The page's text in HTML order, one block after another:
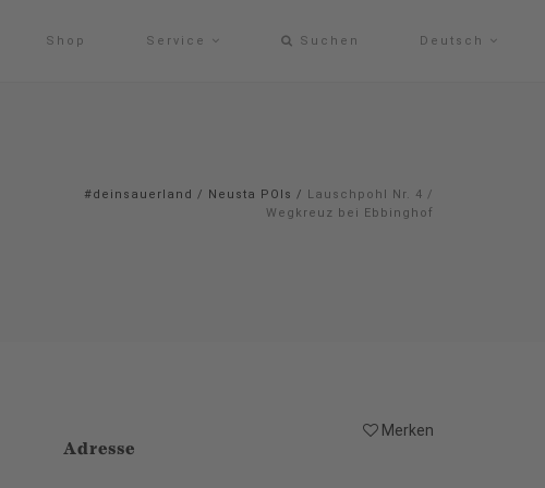
Shop Service Suchen Deutsch
#deinsauerland / Neusta POIs / Lauschpohl Nr. 4 /
Wegkreuz bei Ebbinghof
Merken
Adresse